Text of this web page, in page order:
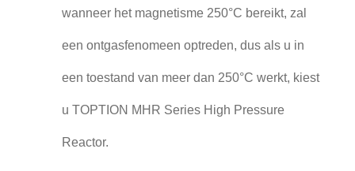
wanneer het magnetisme 250°C bereikt, zal
een ontgasfenomeen optreden, dus als u in
een toestand van meer dan 250°C werkt, kiest
u TOPTION MHR Series High Pressure
Reactor.